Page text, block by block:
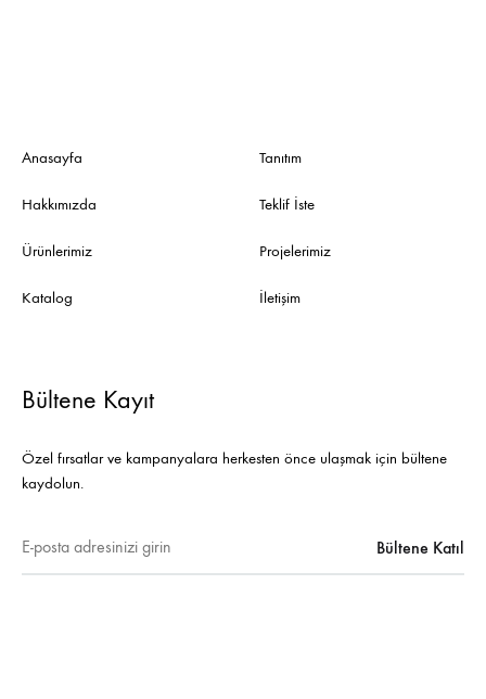
Anasayfa
Hakkımızda
Ürünlerimiz
Katalog
Tanıtım
Teklif İste
Projelerimiz
İletişim
Bültene Kayıt
Özel fırsatlar ve kampanyalara herkesten önce ulaşmak için bültene
kaydolun.